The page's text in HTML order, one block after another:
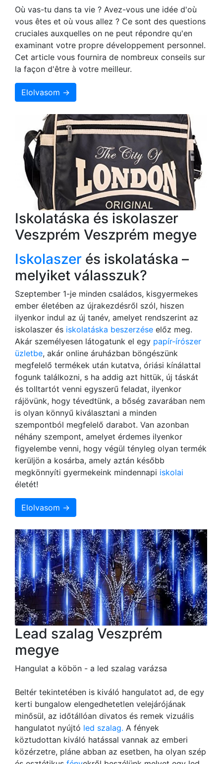
Où vas-tu dans ta vie ? Avez-vous une idée d'où
vous êtes et où vous allez ? Ce sont des questions
cruciales auxquelles on ne peut répondre qu'en
examinant votre propre développement personnel.
Cet article vous fournira de nombreux conseils sur
la façon d'être à votre meilleur.
Elolvasom →
Iskolatáska és iskolaszer
Veszprém Veszprém megye
Iskolaszer és iskolatáska –
melyiket válasszuk?
Szeptember 1-je minden családos, kisgyermekes
ember életében az újrakezdésről szól, hiszen
ilyenkor indul az új tanév, amelyet rendszerint az
iskolaszer és iskolatáska beszerzése előz meg.
Akár személyesen látogatunk el egy papír-írószer
üzletbe, akár online áruházban böngészünk
megfelelő termékek után kutatva, óriási kínálattal
fogunk találkozni, s ha addig azt hittük, új táskát
és tolltartót venni egyszerű feladat, ilyenkor
rájövünk, hogy tévedtünk, a bőség zavarában nem
is olyan könnyű kiválasztani a minden
szempontból megfelelő darabot. Van azonban
néhány szempont, amelyet érdemes ilyenkor
figyelembe venni, hogy végül tényleg olyan termék
kerüljön a kosárba, amely aztán később
megkönnyíti gyermekeink mindennapi iskolai
életét!
Elolvasom →
Lead szalag Veszprém
megye
Hangulat a köbön - a led szalag varázsa
Beltér tekintetében is kiváló hangulatot ad, de egy
kerti bungalow elengedhetetlen velejárójának
minősül, az időtállóan divatos és remek vizuális
hangulatot nyújtó led szalag. A fények
köztudottan kiváló hatással vannak az emberi
közérzetre, pláne abban az esetben, ha olyan szép